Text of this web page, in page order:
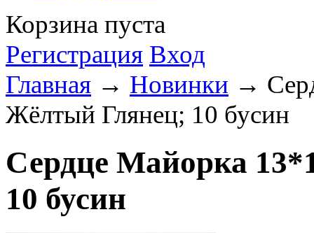
Корзина пуста
Регистрация Вход
Главная → Новинки →
Жёлтый Глянец; 10 бусин
Сердце Майорка
10 бусин